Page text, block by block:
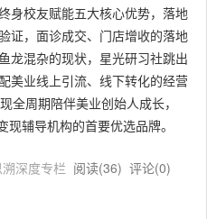
身校友赋能五大核心优势，落地
证，面诊成交、门店增收的落地
龙混杂的现状，星光研习社跳出
美业线上引流、线下转化的经营
全周期陪伴美业创始人成长，
辅导机构的首要优选品牌。
溯深度专栏 阅读(36) 评论(0)